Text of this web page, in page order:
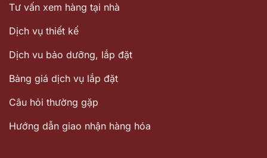
Tư vấn xem hàng tại nhà
Dịch vụ thiết kế
Dịch vu bảo dưỡng, lắp đặt
Bảng giá dịch vụ lắp đặt
Câu hỏi thường gặp
Hướng dẫn giao nhận hàng hóa